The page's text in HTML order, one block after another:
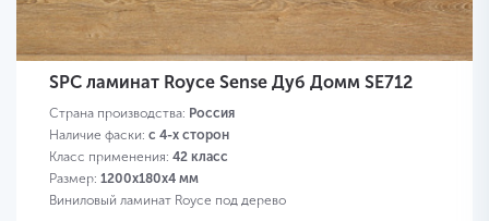
SPC ламинат Royce Sense Дуб Домм SE712
Страна производства: Россия
Наличие фаски: с 4-х сторон
Класс применения: 42 класс
Размер: 1200х180х4 мм
Виниловый ламинат Royce под дерево